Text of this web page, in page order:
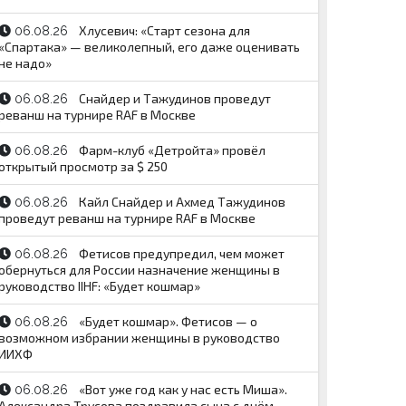
06.08.26
Хлусевич: «Старт сезона для
— великолепный, его даже оценивать
надо»
06.08.26
Снайдер и Тажудинов проведут
на турнире RAF в Москве
06.08.26
Фарм-клуб «Детройта» провёл
просмотр за $ 250
06.08.26
Кайл Снайдер и Ахмед Тажудинов
реванш на турнире RAF в Москве
06.08.26
Фетисов предупредил, чем может
для России назначение женщины в
IIHF: «Будет кошмар»
06.08.26
«Будет кошмар». Фетисов — о
избрании женщины в руководство
06.08.26
«Вот уже год как у нас есть Миша».